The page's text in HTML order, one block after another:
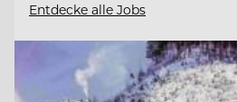
Entdecke alle Jobs